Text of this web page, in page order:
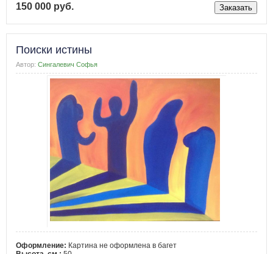
150 000 руб.
Поиски истины
Автор: Сингалевич Софья
Оформление: Картина не оформлена в багет